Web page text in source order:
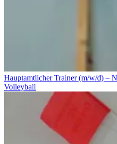
Hauptamtlicher Trainer (m/w/d) –
Volleyball